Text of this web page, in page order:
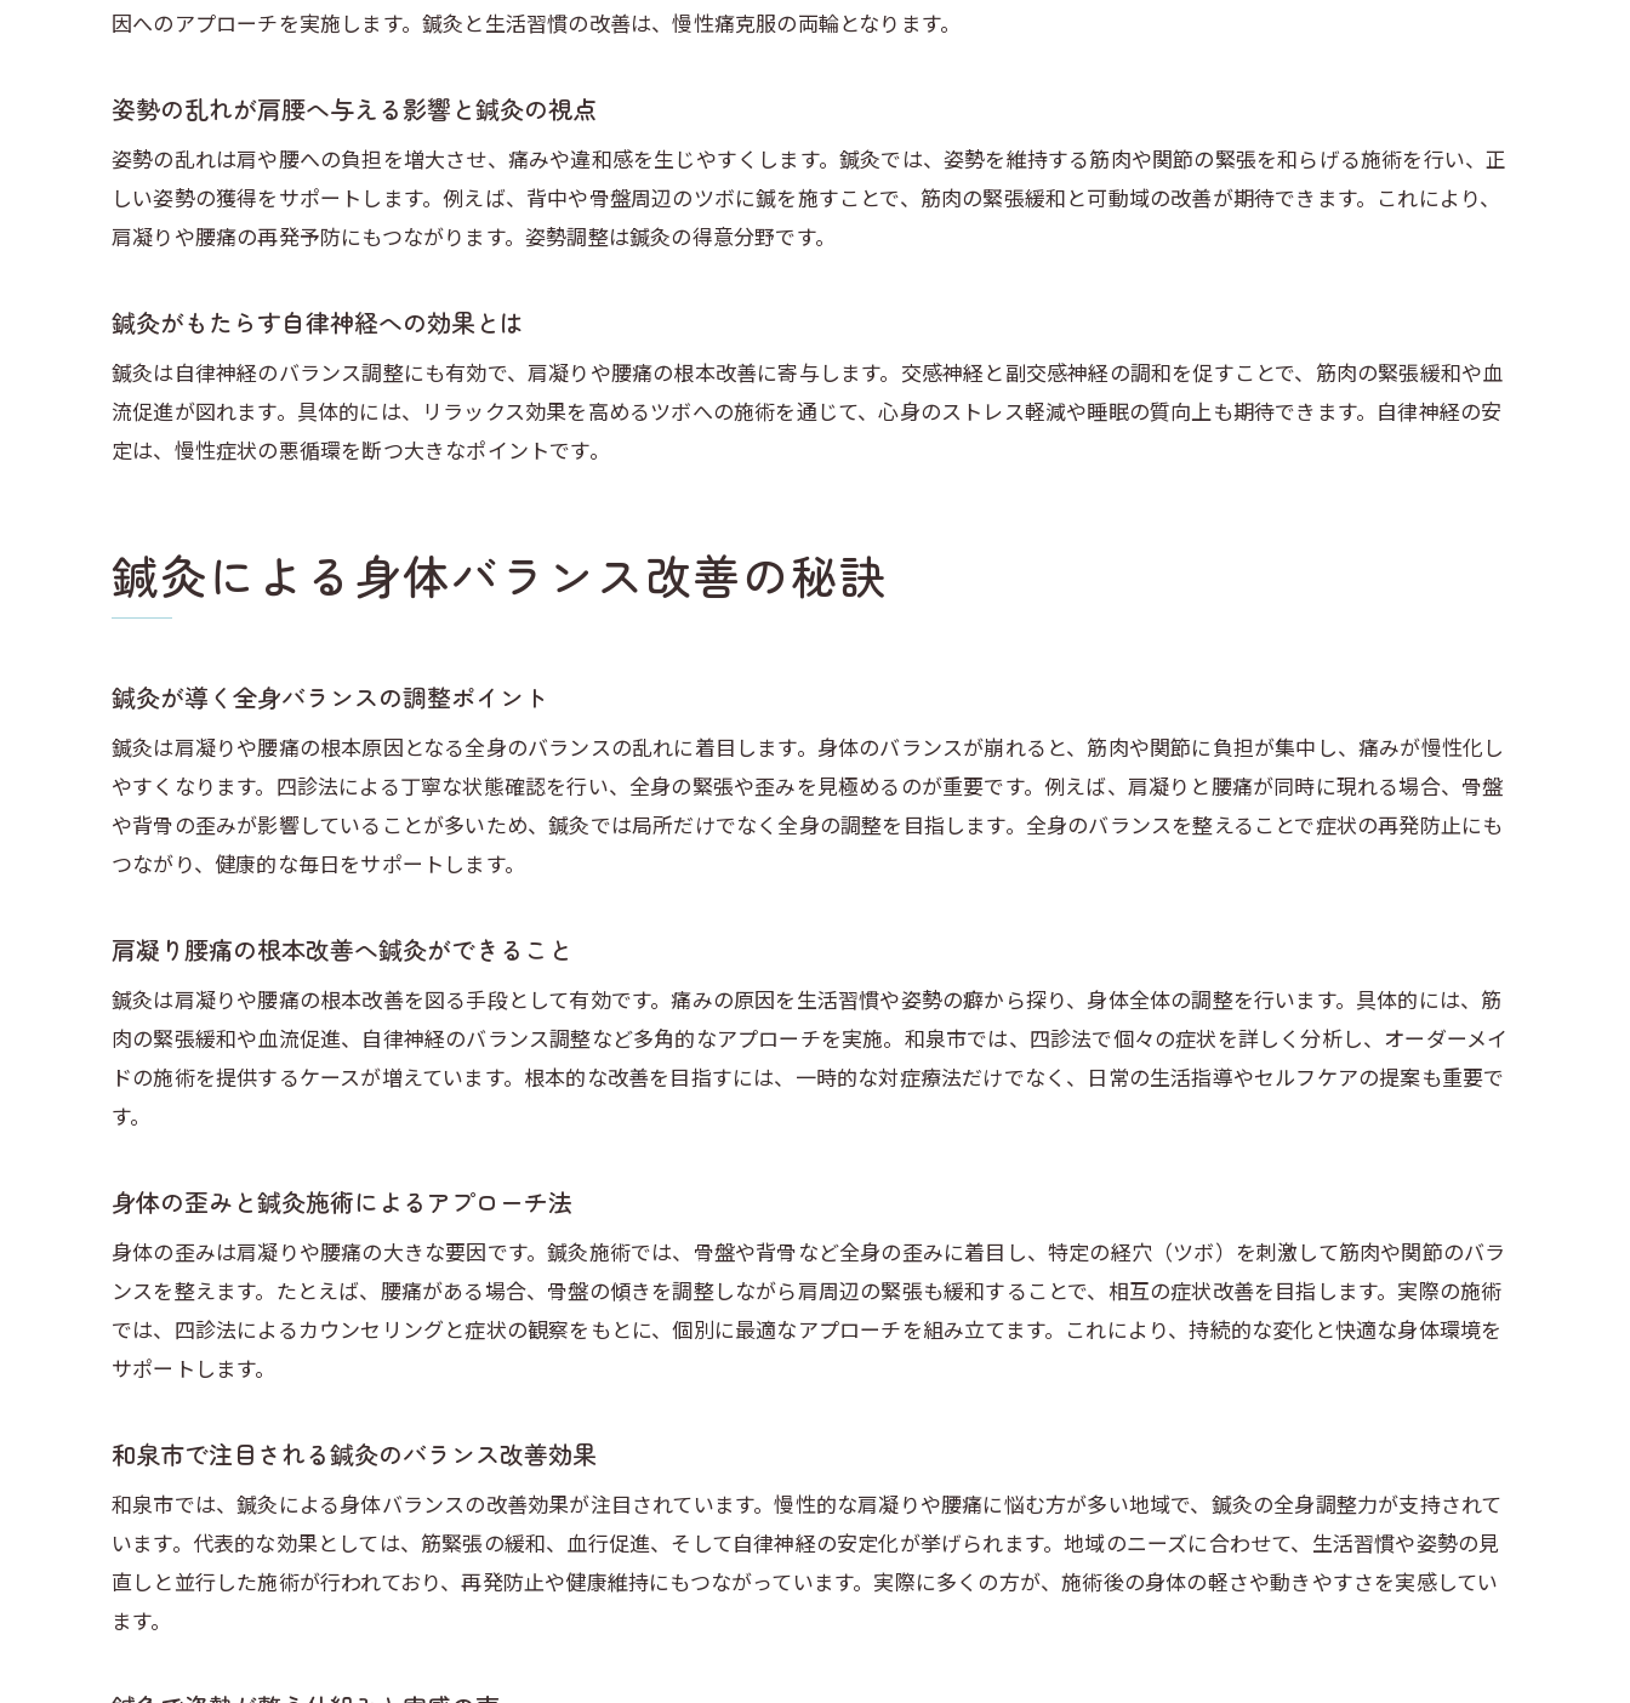
肩凝り腰痛の症状別に鍼灸を選ぶ理由
鍼灸で姿勢改善し肩腰の不調を予防する
身体の歪みと鍼灸の調整効果を解説
肩こり腰痛の背景にある姿勢の重要性
症状別に見る鍼灸施術の効果と持続性
肩こり腰痛それぞれに合う鍼灸施術法
施術回数や通院頻度の目安を鍼灸で知る
鍼灸施術後の生活改善ポイントとは
因へのアプローチを実施します。鍼灸と生活習慣の改善は、慢性痛克服の両輪となります。
姿勢の乱れが肩腰へ与える影響と鍼灸の視点
姿勢の乱れは肩や腰への負担を増大させ、痛みや違和感を生じやすくします。鍼灸では、姿勢を維持する筋肉や関節の緊張を和らげる施術を行い、正
しい姿勢の獲得をサポートします。例えば、背中や骨盤周辺のツボに鍼を施すことで、筋肉の緊張緩和と可動域の改善が期待できます。これにより、
肩凝りや腰痛の再発予防にもつながります。姿勢調整は鍼灸の得意分野です。
鍼灸がもたらす自律神経への効果とは
鍼灸は自律神経のバランス調整にも有効で、肩凝りや腰痛の根本改善に寄与します。交感神経と副交感神経の調和を促すことで、筋肉の緊張緩和や血
流促進が図れます。具体的には、リラックス効果を高めるツボへの施術を通じて、心身のストレス軽減や睡眠の質向上も期待できます。自律神経の安
定は、慢性症状の悪循環を断つ大きなポイントです。
鍼灸による身体バランス改善の秘訣
鍼灸が導く全身バランスの調整ポイント
鍼灸は肩凝りや腰痛の根本原因となる全身のバランスの乱れに着目します。身体のバランスが崩れると、筋肉や関節に負担が集中し、痛みが慢性化し
やすくなります。四診法による丁寧な状態確認を行い、全身の緊張や歪みを見極めるのが重要です。例えば、肩凝りと腰痛が同時に現れる場合、骨盤
や背骨の歪みが影響していることが多いため、鍼灸では局所だけでなく全身の調整を目指します。全身のバランスを整えることで症状の再発防止にも
つながり、健康的な毎日をサポートします。
肩凝り腰痛の根本改善へ鍼灸ができること
鍼灸は肩凝りや腰痛の根本改善を図る手段として有効です。痛みの原因を生活習慣や姿勢の癖から探り、身体全体の調整を行います。具体的には、筋
肉の緊張緩和や血流促進、自律神経のバランス調整など多角的なアプローチを実施。和泉市では、四診法で個々の症状を詳しく分析し、オーダーメイ
ドの施術を提供するケースが増えています。根本的な改善を目指すには、一時的な対症療法だけでなく、日常の生活指導やセルフケアの提案も重要で
す。
身体の歪みと鍼灸施術によるアプローチ法
身体の歪みは肩凝りや腰痛の大きな要因です。鍼灸施術では、骨盤や背骨など全身の歪みに着目し、特定の経穴（ツボ）を刺激して筋肉や関節のバラ
ンスを整えます。たとえば、腰痛がある場合、骨盤の傾きを調整しながら肩周辺の緊張も緩和することで、相互の症状改善を目指します。実際の施術
では、四診法によるカウンセリングと症状の観察をもとに、個別に最適なアプローチを組み立てます。これにより、持続的な変化と快適な身体環境を
サポートします。
和泉市で注目される鍼灸のバランス改善効果
和泉市では、鍼灸による身体バランスの改善効果が注目されています。慢性的な肩凝りや腰痛に悩む方が多い地域で、鍼灸の全身調整力が支持されて
います。代表的な効果としては、筋緊張の緩和、血行促進、そして自律神経の安定化が挙げられます。地域のニーズに合わせて、生活習慣や姿勢の見
直しと並行した施術が行われており、再発防止や健康維持にもつながっています。実際に多くの方が、施術後の身体の軽さや動きやすさを実感してい
ます。